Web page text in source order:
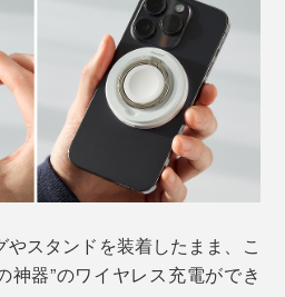
スタンドを装着したまま、こ
神器”のワイヤレス充電ができ